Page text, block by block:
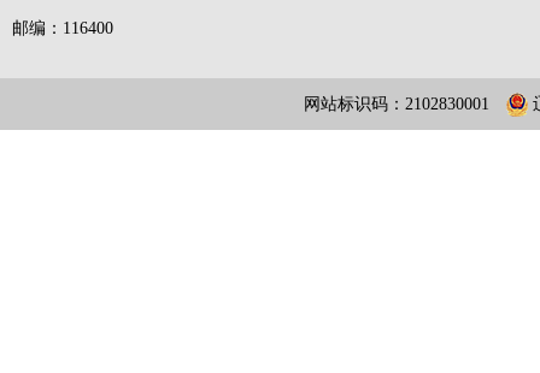
邮编：116400
网站标识码：2102830001